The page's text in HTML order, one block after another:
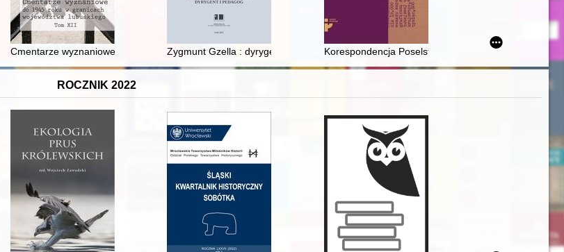
1863-1864 - recenzja]
Spisza
Cmentarze wyznaniowe do 1945 roku w granicach województwa lubuskiego. T. 12,
Zygmunt Gzella : dyrygent i pedagogKorespondencja Poselstwa Rzeczypospolitej Polskiej
ROCZNIK 2022